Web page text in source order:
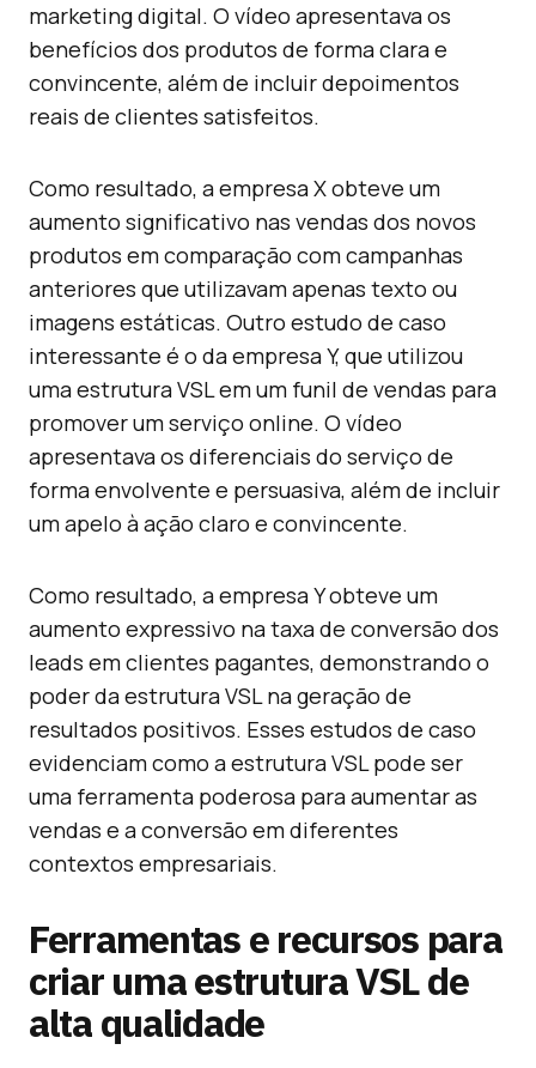
marketing digital. O vídeo apresentava os
benefícios dos produtos de forma clara e
convincente, além de incluir depoimentos
reais de clientes satisfeitos.
Como resultado, a empresa X obteve um
aumento significativo nas vendas dos novos
produtos em comparação com campanhas
anteriores que utilizavam apenas texto ou
imagens estáticas. Outro estudo de caso
interessante é o da empresa Y, que utilizou
uma estrutura VSL em um funil de vendas para
promover um serviço online. O vídeo
apresentava os diferenciais do serviço de
forma envolvente e persuasiva, além de incluir
um apelo à ação claro e convincente.
Como resultado, a empresa Y obteve um
aumento expressivo na taxa de conversão dos
leads em clientes pagantes, demonstrando o
poder da estrutura VSL na geração de
resultados positivos. Esses estudos de caso
evidenciam como a estrutura VSL pode ser
uma ferramenta poderosa para aumentar as
vendas e a conversão em diferentes
contextos empresariais.
Ferramentas e recursos para
criar uma estrutura VSL de
alta qualidade